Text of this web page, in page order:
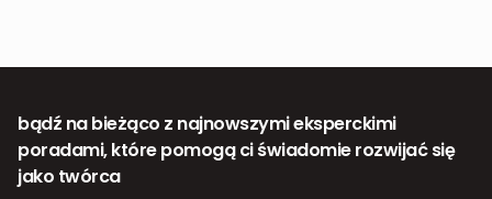
bądź na bieżąco z najnowszymi eksperckimi
poradami, które pomogą ci świadomie rozwijać się
jako twórca